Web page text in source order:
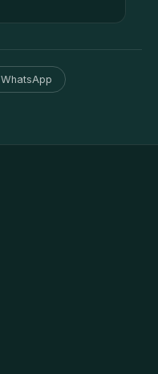
WhatsApp